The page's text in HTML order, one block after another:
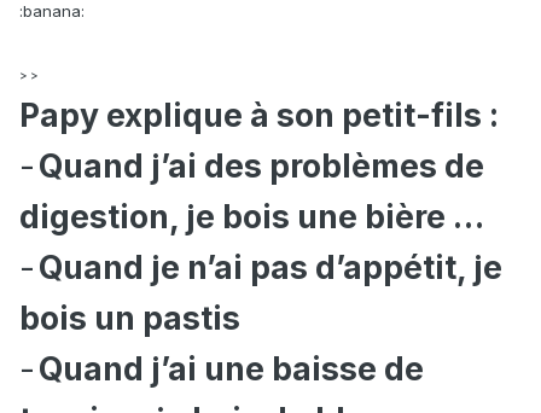
:banana:
> >
Papy explique à son petit-fils :
-Quand j’ai des problèmes de
digestion, je bois une bière …
-Quand je n’ai pas d’appétit, je
bois un pastis
-Quand j’ai une baisse de